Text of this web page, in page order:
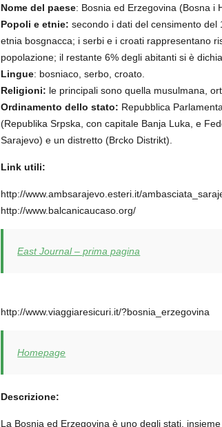
Nome del paese: Bosnia ed Erzegovina (Bosna i
Popoli e etnie: secondo i dati del censimento
etnia bosgnacca; i serbi e i croati rappresentano
popolazione; il restante 6% degli abitanti si è
Lingue: bosniaco, serbo, croato.
Religioni: le principali sono quella musulmana,
Ordinamento dello stato: Repubblica
(Republika Srpska, con capitale Banja Luka, e
Sarajevo) e un distretto (Brcko Distrikt).
Link utili:
http://www.ambsarajevo.esteri.it/
http://www.balcanicaucaso.org/
East Journal – prima pagina
http://www.viaggiaresicuri.it/?bosnia_erzegovina
Homepage
Descrizione:
La Bosnia ed Erzegovina è uno degli stati,